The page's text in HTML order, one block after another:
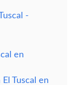
-
en
Tuscal en